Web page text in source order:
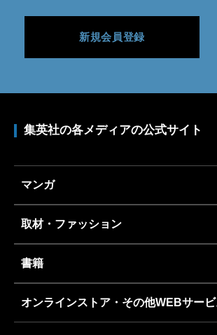
新規会員登録
集英社の各メディアの公式サイト
マンガ
取材・ファッション
書籍
オンラインストア・その他WEBサービ